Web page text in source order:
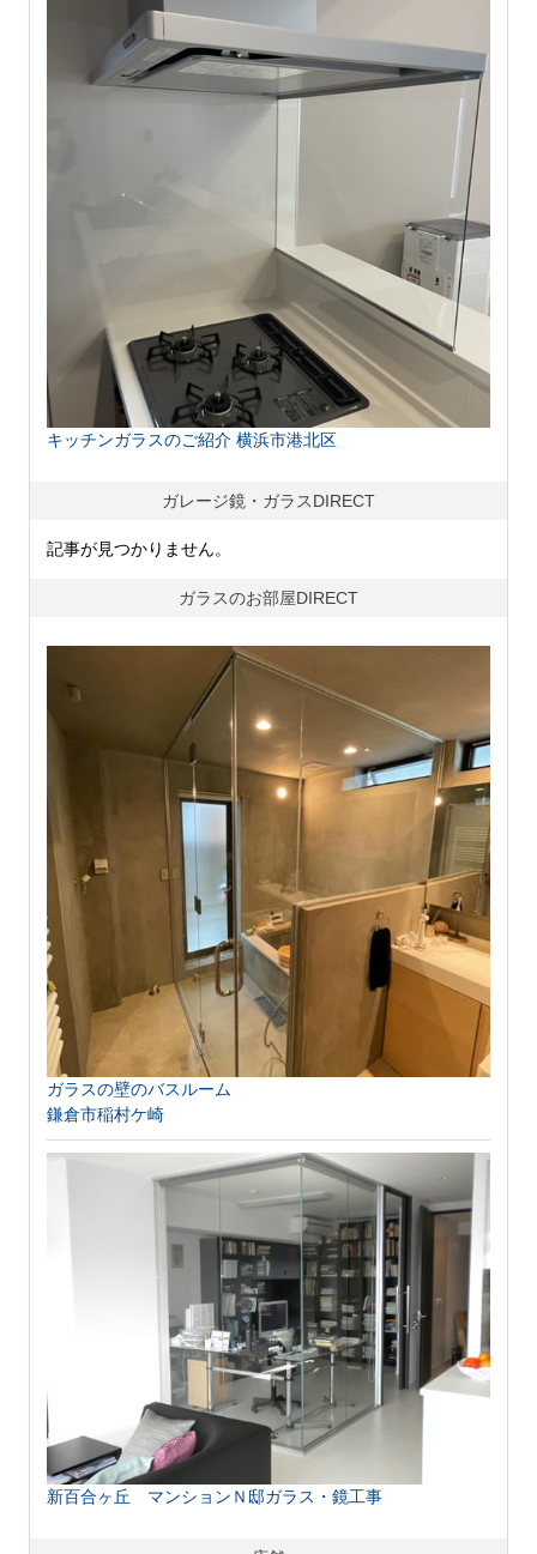
キッチンガラスのご紹介 横浜市港北区
ガレージ鏡・ガラスDIRECT
記事が見つかりません。
ガラスのお部屋DIRECT
ガラスの壁のバスルーム
鎌倉市稲村ケ崎
新百合ヶ丘 マンションＮ邸ガラス・鏡工事